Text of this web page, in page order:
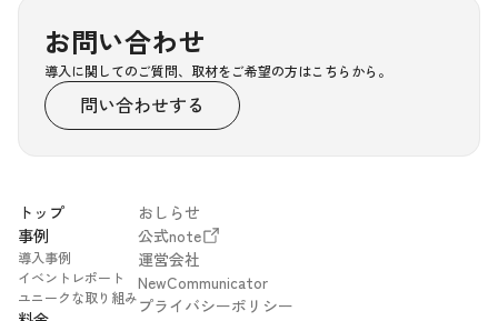
お問い合わせ
導入に関してのご質問、取材をご希望の方はこちらから。
問い合わせする
トップ
事例
導入事例
イベントレポート
ユニークな取り組み
おしらせ
公式note
運営会社
NewCommunicator
プライバシーポリシー